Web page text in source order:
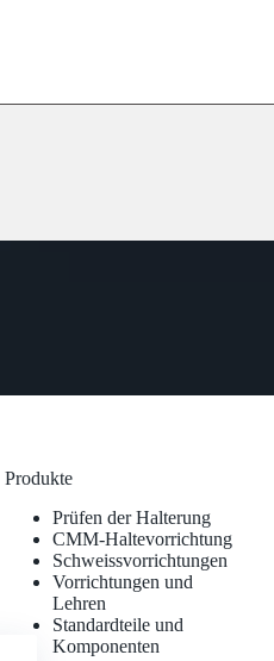
Produkte
Prüfen der Halterung
CMM-Haltevorrichtung
Schweissvorrichtungen
Vorrichtungen und
Lehren
Standardteile und
Komponenten